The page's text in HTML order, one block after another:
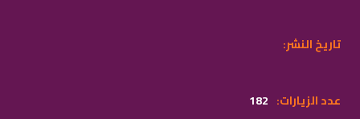
:تاريخ النشر
182 :عدد الزيارات